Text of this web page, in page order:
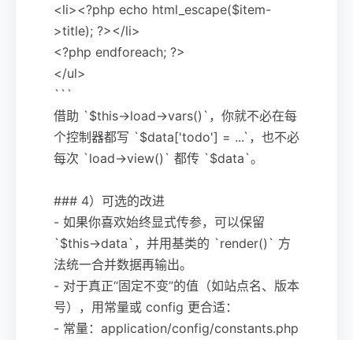
<li><?php echo html_escape($item-
>title); ?></li>
<?php endforeach; ?>
</ul>
```
借助 `$this->load->vars()`，你就不必在每
个控制器都写 `$data['todo'] = ...`，也不必
每次 `load->view()` 都传 `$data`。
### 4）可选的改进
- 如果你喜欢始终显式传参，可以保留
`$this->data`，并用基类的 `render()` 方
法统一合并数据再输出。
- 对于真正“固定不变”的值（如站点名、版本
号），用常量或 config 更合适：
- 常量：application/config/constants.php